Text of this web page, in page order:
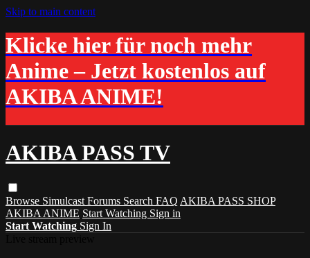
Skip to main content
Klicke hier für noch mehr
Anime – Jetzt kostenlos auf
AKIBA ANIME!
AKIBA PASS TV
Browse Simulcast Forums Search FAQ AKIBA PASS SHOP
AKIBA ANIME Start Watching Sign in
Start Watching Sign In